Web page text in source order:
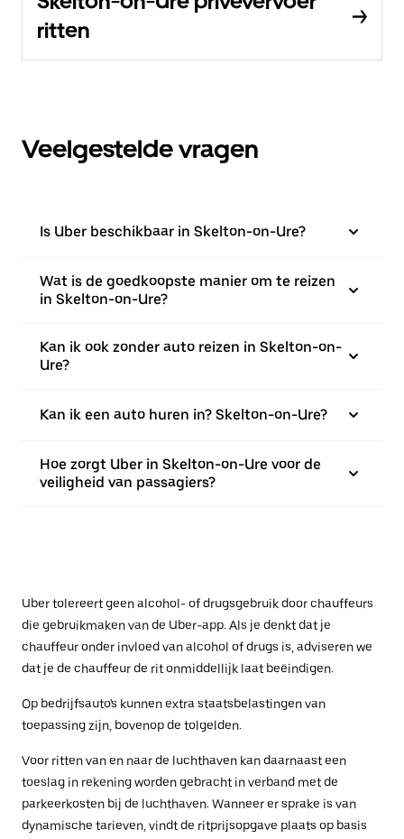
ritten
Veelgestelde vragen
Is Uber beschikbaar in Skelton-on-Ure?
Wat is de goedkoopste manier om te reizen
in Skelton-on-Ure?
Kan ik ook zonder auto reizen in Skelton-on-
Ure?
Kan ik een auto huren in? Skelton-on-Ure?
Hoe zorgt Uber in Skelton-on-Ure voor de
veiligheid van passagiers?
Uber tolereert geen alcohol- of drugsgebruik door chauffeurs
die gebruikmaken van de Uber-app. Als je denkt dat je
chauffeur onder invloed van alcohol of drugs is, adviseren we
dat je de chauffeur de rit onmiddellijk laat beëindigen.
Op bedrijfsauto's kunnen extra staatsbelastingen van
toepassing zijn, bovenop de tolgelden.
Voor ritten van en naar de luchthaven kan daarnaast een
toeslag in rekening worden gebracht in verband met de
parkeerkosten bij de luchthaven. Wanneer er sprake is van
dynamische tarieven, vindt de ritprijsopgave plaats op basis